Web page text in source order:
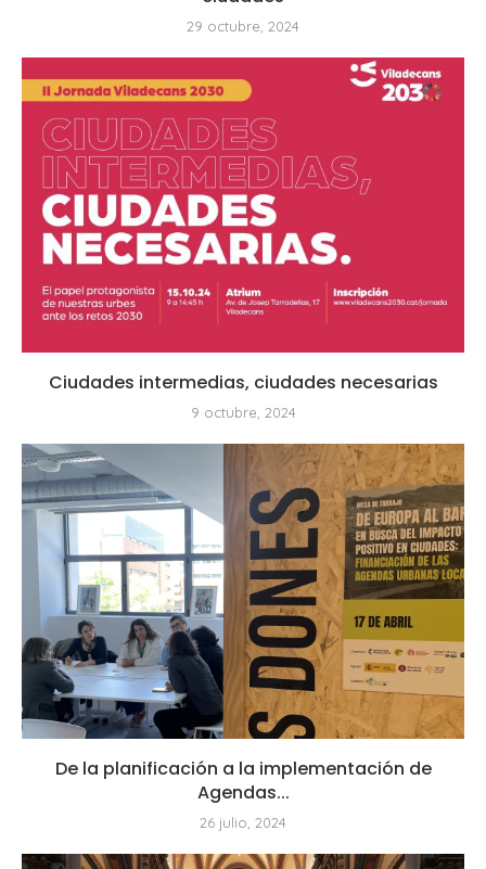
29 octubre, 2024
Ciudades intermedias, ciudades necesarias
9 octubre, 2024
De la planificación a la implementación de
Agendas...
26 julio, 2024